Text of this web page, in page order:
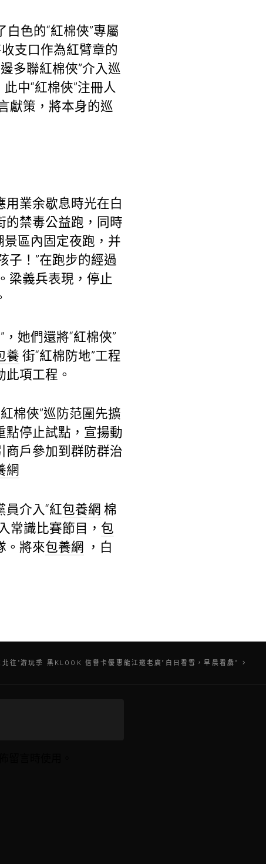
色的“紅棉俠”專屬
支口作為紅臂章的
多聯紅棉俠”介入巡
中“紅棉俠”注冊人
獻策，將本身的巡
業余歇息時光在白
的禁毒公益跑，同時
區內固定夜跑，并
子！”在跑步的經過
梁義兵表現，停止
她們還將“紅棉俠”
養 街“紅棉防地”工程
項工程。
棉俠”巡防范圍先擴
點停止試點，宣揚動
商戶參加到群防群治
網
介入“紅包養網 棉
常識比賽節目， 包
。將來包養網
，白
北往”游玩季 黑KLOOK 信譽卡優惠龍江邀老廣“白日看雪，早晨看戲”